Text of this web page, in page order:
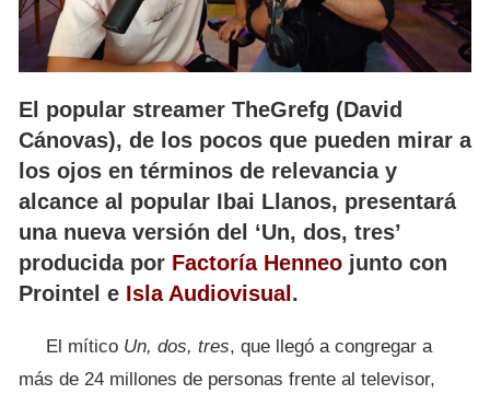
El popular streamer TheGrefg (David
Cánovas), de los pocos que pueden mirar a
los ojos en términos de relevancia y
alcance al popular Ibai Llanos, presentará
una nueva versión del ‘Un, dos, tres’
producida por Factoría Henneo junto con
Prointel e Isla Audiovisual .
El mítico Un, dos, tres, que llegó a congregar a
más de 24 millones de personas frente al televisor,